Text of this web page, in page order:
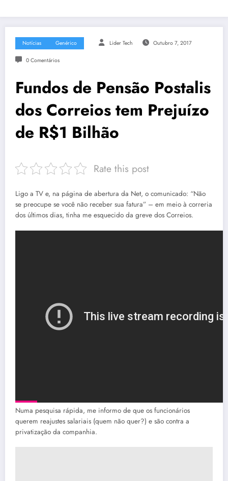
Notícias Genérico Lider Tech Outubro 7, 2017
0 Comentários
Fundos de Pensão Postalis
dos Correios tem Prejuízo
de R$1 Bilhão
Rate this post
Ligo a TV e, na página de abertura da Net, o comunicado: “Não
se preocupe se você não receber sua fatura” – em meio à correria
dos últimos dias, tinha me esquecido da greve dos Correios.
Numa pesquisa rápida, me informo de que os funcionários
querem reajustes salariais (quem não quer?) e são contra a
privatização da companhia.